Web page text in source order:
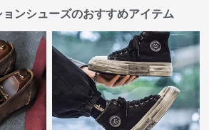
ンシューズのおすすめアイテム